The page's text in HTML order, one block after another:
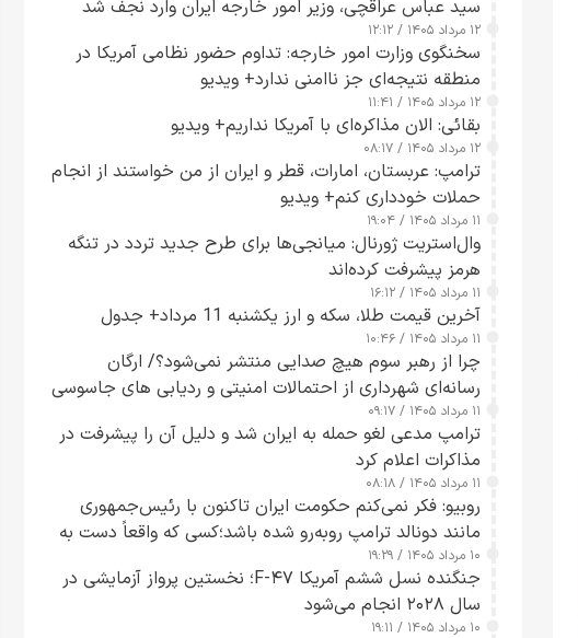
سید عباس عراقچی، وزیر امور خارجه ایران وارد نجف شد
۱۲ مرداد ۱۴۰۵ / ۱۲:۱۲
سخنگوی وزارت امور خارجه: تداوم حضور نظامی آمریکا در
منطقه نتیجه‌ای جز ناامنی ندارد+ ویدیو
۱۲ مرداد ۱۴۰۵ / ۱۱:۴۱
بقائی: الان مذاکره‌ای با آمریکا نداریم+ ویدیو
۱۲ مرداد ۱۴۰۵ / ۰۸:۱۷
ترامپ: عربستان، امارات، قطر و ایران از من خواستند از انجام
حملات خودداری کنم+ ویدیو
۱۱ مرداد ۱۴۰۵ / ۱۹:۰۴
وال‌استریت ژورنال: میانجی‌ها برای طرح جدید تردد در تنگه
هرمز پیشرفت کرده‌اند
۱۱ مرداد ۱۴۰۵ / ۱۶:۱۲
آخرین قیمت طلا، سکه و ارز یکشنبه 11 مرداد+ جدول
۱۱ مرداد ۱۴۰۵ / ۱۰:۴۶
چرا از رهبر سوم هیچ صدایی منتشر نمی‌شود؟/ ارگان
رسانه‌ای شهرداری از احتمالات امنیتی و ردیابی های جاسوسی
گفت
۱۱ مرداد ۱۴۰۵ / ۰۹:۱۷
ترامپ مدعی لغو حمله به ایران شد و دلیل آن را پیشرفت در
مذاکرات اعلام کرد
۱۱ مرداد ۱۴۰۵ / ۰۸:۱۸
روبیو: فکر نمی‌کنم حکومت ایران تاکنون با رئیس‌جمهوری
مانند دونالد ترامپ روبه‌رو شده باشد؛کسی که واقعاً دست به
اقدام می‌زند
۱۰ مرداد ۱۴۰۵ / ۱۹:۲۹
جنگنده نسل ششم آمریکا F-۴۷؛ نخستین پرواز آزمایشی در
سال ۲۰۲۸ انجام می‌شود
۱۰ مرداد ۱۴۰۵ / ۱۹:۱۱